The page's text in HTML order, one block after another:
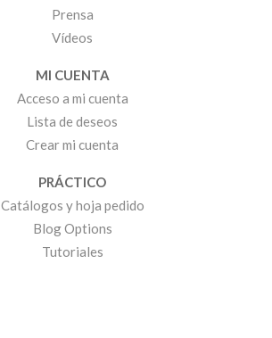
Prensa
Vídeos
MI CUENTA
Acceso a mi cuenta
Lista de deseos
Crear mi cuenta
PRÁCTICO
Catálogos y hoja pedido
Blog Options
Tutoriales